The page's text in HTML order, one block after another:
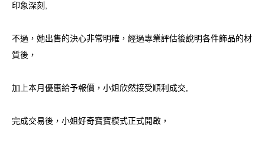
印象深刻,
不過，她出售的決心非常明確，經過專業評估後說明各件飾品的材
質後，
加上本月優惠給予報價，小姐欣然接受順利成交,
完成交易後，小姐好奇寶寶模式正式開啟，